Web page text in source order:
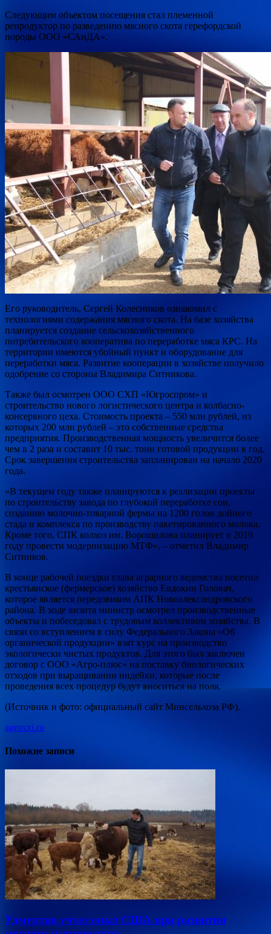
Следующим объектом посещения стал племенной
репродуктор по разведению мясного скота герефордской
породы ООО «САиДА».
Его руководитель, Сергей Колесников ознакомил с
технологиями содержания мясного скота. На базе хозяйства
планируется создание сельскохозяйственного
потребительского кооператива по переработке мяса КРС. На
территории имеются убойный пункт и оборудование для
переработки мяса. Развитие кооперации в хозяйстве получило
одобрение со стороны Владимира Ситникова.
Также был осмотрен ООО СХП «Югроспром» и
строительство нового логистического центра и колбасно-
консервного цеха. Стоимость проекта – 550 млн рублей, из
которых 200 млн рублей – это собственные средства
предприятия. Производственная мощность увеличится более
чем в 2 раза и составит 10 тыс. тонн готовой продукции в год.
Срок завершения строительства запланирован на начало 2020
года.
«В текущем году также планируются к реализации проекты
по строительству завода по глубокой переработке сои,
созданию молочно-товарной фермы на 1200 голов дойного
стада и комплекса по производству пакетированного молока.
Кроме того, СПК колхоз им. Ворошилова планирует в 2019
году провести модернизацию МТФ», – отметил Владимир
Ситников.
В конце рабочей поездки глава аграрного ведомства посетил
крестьянское (фермерское) хозяйство Евдокии Головач,
которое является передовиком АПК Новоалександровского
района. В ходе визита министр осмотрел производственные
объекты и побеседовал с трудовым коллективом хозяйства. В
связи со вступлением в силу Федерального Закона «Об
органической продукции» взят курс на производство
экологически чистых продуктов. Для этого был заключен
договор с ООО «Агро-плюс» на поставку биологических
отходов при выращивании индейки, которые после
проведения всех процедур будут вноситься на поля.
(Источник и фото: официальный сайт Минсельхоза РФ).
agroxxi.ru
Похожие записи
Удмуртия учтет опыт США при развитии